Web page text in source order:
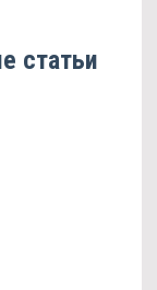
статьи